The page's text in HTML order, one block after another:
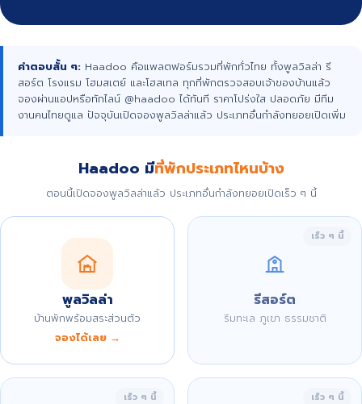
คำตอบสั้น ๆ: Haadoo คือแพลตฟอร์มรวมที่พักทั่วไทย ทั้งพูลวิลล่า รี
สอร์ต โรงแรม โฮมสเตย์ และโฮสเทล ทุกที่พักตรวจสอบเจ้าของบ้านแล้ว
จองผ่านแอปหรือทักไลน์ @haadoo ได้ทันที ราคาโปร่งใส ปลอดภัย มีทีม
งานคนไทยดูแล ปัจจุบันเปิดจองพูลวิลล่าแล้ว ประเภทอื่นกำลังทยอยเปิดเพิ่ม
Haadoo มีที่พักประเภทไหนบ้าง
ตอนนี้เปิดจองพูลวิลล่าแล้ว ประเภทอื่นกำลังทยอยเปิดเร็ว ๆ นี้
พูลวิลล่า
บ้านพักพร้อมสระส่วนตัว
จองได้เลย →
เร็ว ๆ นี้
รีสอร์ต
ริมทะเล ภูเขา ธรรมชาติ
เร็ว ๆ นี้ เร็ว ๆ นี้